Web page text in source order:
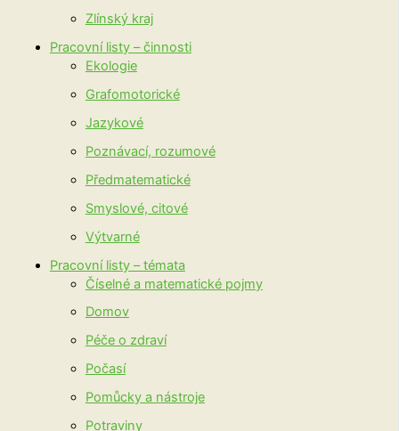
Zlínský kraj
Pracovní listy – činnosti
Ekologie
Grafomotorické
Jazykové
Poznávací, rozumové
Předmatematické
Smyslové, citové
Výtvarné
Pracovní listy – témata
Číselné a matematické pojmy
Domov
Péče o zdraví
Počasí
Pomůcky a nástroje
Potraviny